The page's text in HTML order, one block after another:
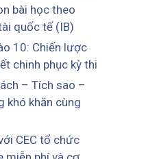
bài học theo
quốc tế (IB)
10: Chiến lược
chinh phục kỳ thi
– Tích sao –
khó khăn cùng
CEC tổ chức